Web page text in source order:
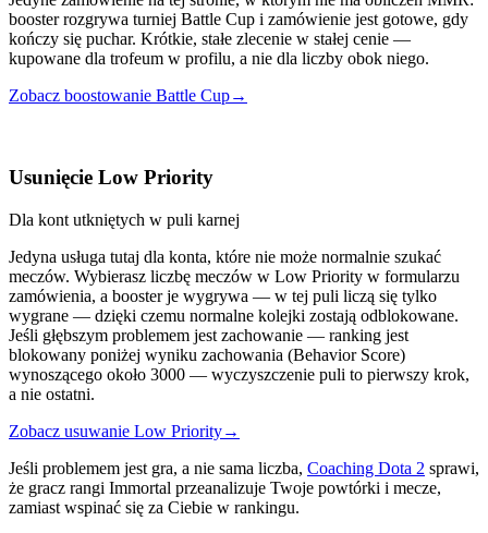
booster rozgrywa turniej Battle Cup i zamówienie jest gotowe, gdy
kończy się puchar. Krótkie, stałe zlecenie w stałej cenie —
kupowane dla trofeum w profilu, a nie dla liczby obok niego.
Zobacz boostowanie Battle Cup→
Usunięcie Low Priority
Dla kont utkniętych w puli karnej
Jedyna usługa tutaj dla konta, które nie może normalnie szukać
meczów. Wybierasz liczbę meczów w Low Priority w formularzu
zamówienia, a booster je wygrywa — w tej puli liczą się tylko
wygrane — dzięki czemu normalne kolejki zostają odblokowane.
Jeśli głębszym problemem jest zachowanie — ranking jest
blokowany poniżej wyniku zachowania (Behavior Score)
wynoszącego około 3000 — wyczyszczenie puli to pierwszy krok,
a nie ostatni.
Zobacz usuwanie Low Priority→
Jeśli problemem jest gra, a nie sama liczba, Coaching Dota 2 sprawi,
że gracz rangi Immortal przeanalizuje Twoje powtórki i mecze,
zamiast wspinać się za Ciebie w rankingu.